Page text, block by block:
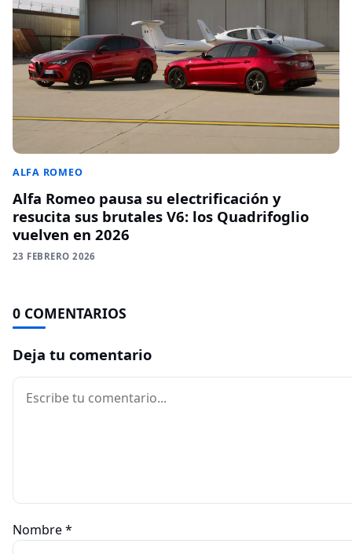
ALFA ROMEO
Alfa Romeo pausa su electrificación y
resucita sus brutales V6: los Quadrifoglio
vuelven en 2026
23 FEBRERO 2026
0 COMENTARIOS
Deja tu comentario
Comentario
Nombre*